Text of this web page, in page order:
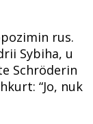
rus.
Sybiha, u
Schröderin
“Jo, nuk